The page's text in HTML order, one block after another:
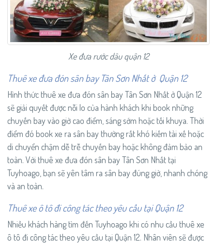
Xe đưa rước dâu quận 12
Thuê xe đưa đón sân bay Tân Sơn Nhất ở Quận 12
Hình thức thuê xe đưa đón sân bay Tân Sơn Nhất ở Quận 12
sẽ giải quyết được nỗi lo của hành khách khi book những
chuyến bay vào giờ cao điểm, sáng sớm hoặc tối khuya. Thời
điểm đó book xe ra sân bay thường rất khó kiếm tài xế hoặc
di chuyển chậm dễ trễ chuyến bay hoặc không đảm bảo an
toàn. Với thuê xe đưa đón sân bay Tân Sơn Nhất tại
Tuyhoago, bạn sẽ yên tâm ra sân bay đúng giờ, nhanh chóng
và an toàn.
Thuê xe ô tô đi công tác theo yêu cầu tại Quận 12
Nhiều khách hàng tìm đến Tuyhoago khi có nhu cầu thuê xe
ô tô đi công tác theo yêu cầu tại Quận 12. Nhân viên sẽ được